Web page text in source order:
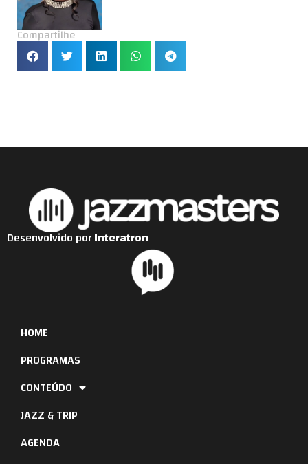
Compartilhe
HOME
PROGRAMAS
CONTEÚDO
JAZZ & TRIP
AGENDA
Desenvolvido porInteratron